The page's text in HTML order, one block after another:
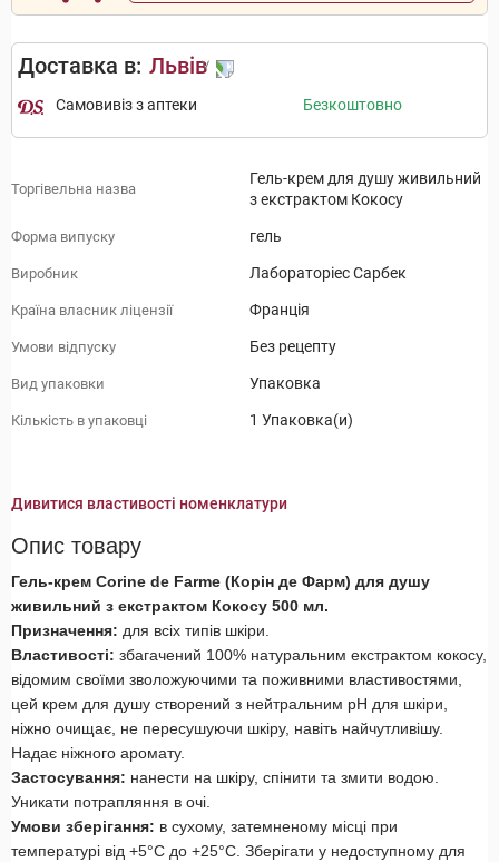
Доставка в: Львів
Самовивіз з аптеки Безкоштовно
Торгівельна назва
Гель-крем для душу живильний
з екстрактом Кокосу
Форма випуску гель
Виробник Лабораторіес Сарбек
Країна власник ліцензії Франція
Умови відпуску Без рецепту
Вид упаковки Упаковка
Кількість в упаковці 1 Упаковка(и)
Дивитися властивості номенклатури
Опис товару
Гель-крем Corine de Farme (Корін де Фарм) для душу
живильний з екстрактом Кокосу 500 мл.
Призначення: для всіх типів шкіри.
Властивості: збагачений 100% натуральним екстрактом кокосу,
відомим своїми зволожуючими та поживними властивостями,
цей крем для душу створений з нейтральним рН для шкіри,
ніжно очищає, не пересушуючи шкіру, навіть найчутливішу.
Надає ніжного аромату.
Застосування: нанести на шкіру, спінити та змити водою.
Уникати потрапляння в очі.
Умови зберігання: в сухому, затемненому місці при
температурі від +5°С до +25°С. Зберігати у недоступному для